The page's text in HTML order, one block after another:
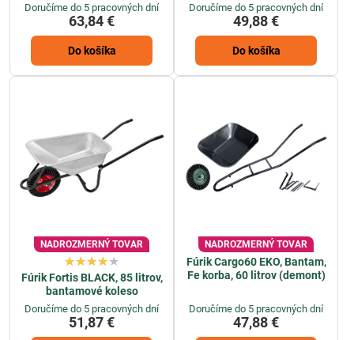
Doručíme do 5 pracovných dní
63,84 €
Do košíka
Doručíme do 5 pracovných dní
49,88 €
Do košíka
NADROZMERNÝ TOVAR
Fúrik Fortis BLACK, 85 litrov,
bantamové koleso
Doručíme do 5 pracovných dní
51,87 €
NADROZMERNÝ TOVAR
Fúrik Cargo60 EKO, Bantam,
Fe korba, 60 litrov (demont)
Doručíme do 5 pracovných dní
47,88 €